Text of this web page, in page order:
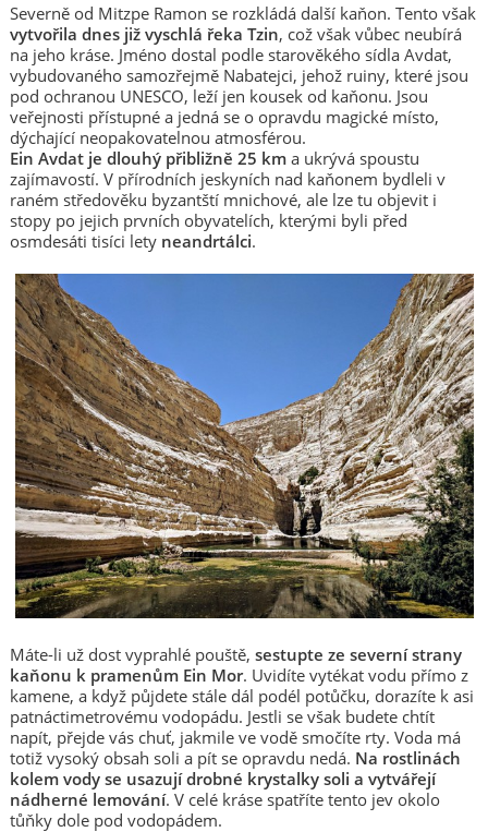
Severně od Mitzpe Ramon se rozkládá další kaňon. Tento však
vytvořila dnes již vyschlá řeka Tzin, což však vůbec neubírá
na jeho kráse. Jméno dostal podle starověkého sídla Avdat,
vybudovaného samozřejmě Nabatejci, jehož ruiny, které jsou
pod ochranou UNESCO, leží jen kousek od kaňonu. Jsou
veřejnosti přístupné a jedná se o opravdu magické místo,
dýchající neopakovatelnou atmosférou.
Ein Avdat je dlouhý přibližně 25 kma ukrývá spoustu
zajímavostí. V přírodních jeskyních nad kaňonem bydleli v
raném středověku byzantští mnichové, ale lze tu objevit i
stopy po jejich prvních obyvatelích, kterými byli před
osmdesáti tisíci lety neandrtálci.
Máte-li už dost vyprahlé pouště, sestupte ze severní strany
kaňonu k pramenům Ein Mor. Uvidíte vytékat vodu přímo z
kamene, a když půjdete stále dál podél potůčku, dorazíte k asi
patnáctimetrovému vodopádu. Jestli se však budete chtít
napít, přejde vás chuť, jakmile ve vodě smočíte rty. Voda má
totiž vysoký obsah soli a pít se opravdu nedá. Na rostlinách
kolem vody se usazují drobné krystalky soli a vytvářejí
nádherné lemování. V celé kráse spatříte tento jev okolo
tůňky dole pod vodopádem.